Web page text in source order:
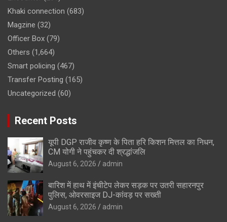
Khaki connection (683)
Magzine (32)
Officer Box (79)
Others (1,664)
Smart policing (467)
Transfer Posting (165)
Uncategorized (60)
Recent Posts
यूपी DGP राजीव कृष्ण के पिता हरि किशन मित्तल का निधन,
CM योगी ने पहुंचकर दी श्रद्धांजलि
August 6, 2026 admin
बारिश में हाथ में इंचीटेप लेकर सड़क पर उतरी सहारनपुर
पुलिस, ओवरसाइज DJ-कांवड़ पर सख्ती
August 6, 2026 admin